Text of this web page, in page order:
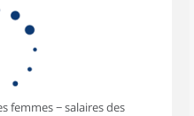
femmes − salaires des